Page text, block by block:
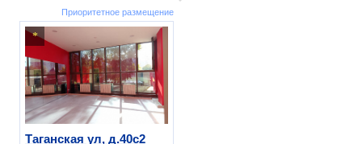
Приоритетное размещение
Таганская ул, д.40c2